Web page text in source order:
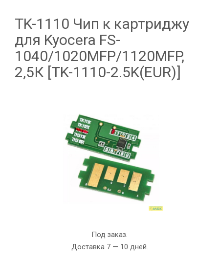
TK-1110 Чип к картриджу
для Kyocera FS-
1040/1020MFP/1120MFP,
2,5К [TK-1110-2.5K(EUR)]
Под заказ.
Доставка 7 — 10 дней.